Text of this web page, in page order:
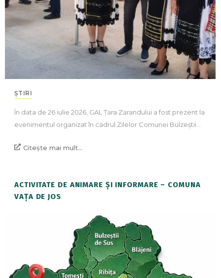
ȘTIRI
În data de 26 iulie 2026, GAL Țara Zarandului a fost prezent la
evenimentul organizat în cadrul Zilelor Comunei Bulzeștii…
Citește mai mult...
ACTIVITATE DE ANIMARE ȘI INFORMARE – COMUNA
VAȚA DE JOS